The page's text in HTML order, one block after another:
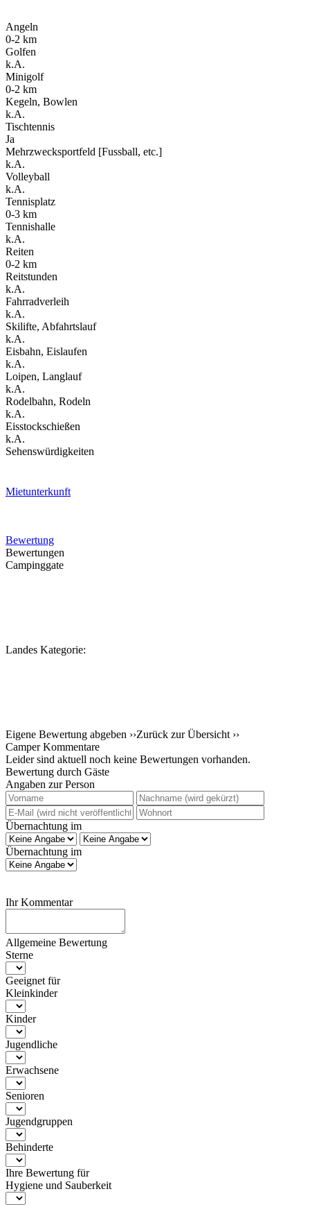
Angeln
0-2 km
Golfen
k.A.
Minigolf
0-2 km
Kegeln, Bowlen
k.A.
Tischtennis
Ja
Mehrzwecksportfeld [Fussball, etc.]
k.A.
Volleyball
k.A.
Tennisplatz
0-3 km
Tennishalle
k.A.
Reiten
0-2 km
Reitstunden
k.A.
Fahrradverleih
k.A.
Skilifte, Abfahrtslauf
k.A.
Eisbahn, Eislaufen
k.A.
Loipen, Langlauf
k.A.
Rodelbahn, Rodeln
k.A.
Eisstockschießen
k.A.
Sehenswürdigkeiten
Mietunterkunft
Bewertung
Bewertungen
Campinggate
Landes Kategorie:
Eigene Bewertung abgeben ››Zurück zur Übersicht ››
Camper Kommentare
Leider sind aktuell noch keine Bewertungen vorhanden.
Bewertung durch Gäste
Angaben zur Person
Übernachtung im
Übernachtung im
Ihr Kommentar
Allgemeine Bewertung
Sterne
Geeignet für
Kleinkinder
Kinder
Jugendliche
Erwachsene
Senioren
Jugendgruppen
Behinderte
Ihre Bewertung für
Hygiene und Sauberkeit